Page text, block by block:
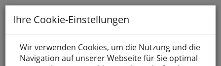
Toggle
Suche nach
Ihre Cookie-Einstellungen
Wir verwenden Cookies, um die Nutzung und die
Navigation auf unserer Webseite für Sie optimal